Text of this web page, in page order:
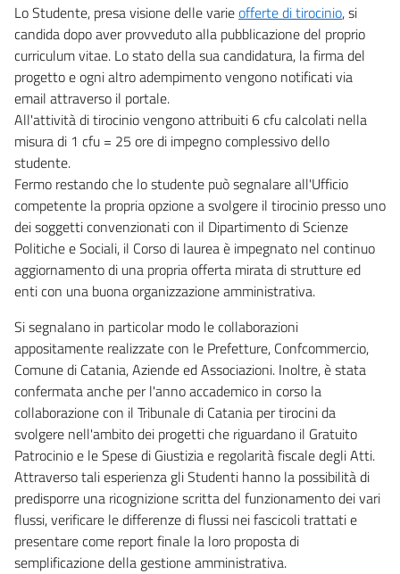
Lo Studente, presa visione delle varieofferte di tirocinio, si
candida dopo aver provveduto alla pubblicazione del proprio
curriculum vitae. Lo stato della sua candidatura, la firma del
progetto e ogni altro adempimento vengono notificati via
email attraverso il portale.
All'attività di tirocinio vengono attribuiti 6 cfu calcolati nella
misura di 1 cfu = 25 ore di impegno complessivo dello
studente.
Fermo restando che lo studente può segnalare all'Ufficio
competente la propria opzione a svolgere il tirocinio presso uno
dei soggetti convenzionati con il Dipartimento di Scienze
Politiche e Sociali, il Corso di laurea è impegnato nel continuo
aggiornamento di una propria offerta mirata di strutture ed
enti con una buona organizzazione amministrativa.
Si segnalano in particolar modo le collaborazioni
appositamente realizzate con le Prefetture, Confcommercio,
Comune di Catania, Aziende ed Associazioni. Inoltre, è stata
confermata anche per l'anno accademico in corso la
collaborazione con il Tribunale di Catania per tirocini da
svolgere nell'ambito dei progetti che riguardano il Gratuito
Patrocinio e le Spese di Giustizia e regolarità fiscale degli Atti.
Attraverso tali esperienza gli Studenti hanno la possibilità di
predisporre una ricognizione scritta del funzionamento dei vari
flussi, verificare le differenze di flussi nei fascicoli trattati e
presentare come report finale la loro proposta di
semplificazione della gestione amministrativa.